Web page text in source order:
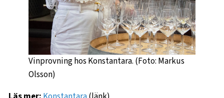
Vinprovning hos Konstantara. (Foto: Markus
Olsson)